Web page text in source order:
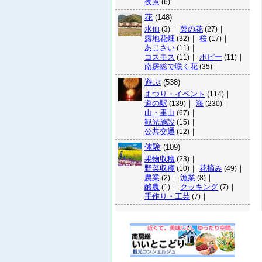
(6)
花 (148)
水仙 (3) ｜ 菜の花 (27) ｜
露地花畑 (32) ｜ 桜 (17) ｜
あじさい (11) ｜
コスモス (11) ｜ ポピー (11) ｜
南房総で咲く花 (35) ｜
遊ぶ (538)
まつり・イベント (114) ｜
道の駅 (139) ｜ 海 (230) ｜
山・里山 (67) ｜
観光施設 (15) ｜
公共交通 (12) ｜
体験 (109)
果物収穫 (23) ｜
野菜収穫 (10) ｜ 花摘み (49) ｜
農業 (2) ｜ 漁業 (8) ｜
酪農 (1) ｜ クッキング (7) ｜
手作り・工芸 (7) ｜